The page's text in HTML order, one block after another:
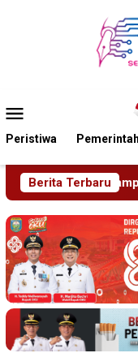
Mobile
Peristiwa
Berita Terbaru
DPD Sidoarjo